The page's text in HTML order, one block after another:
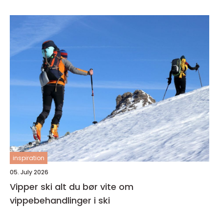
inspiration
05. July 2026
Vipper ski alt du bør vite om
vippebehandlinger i ski